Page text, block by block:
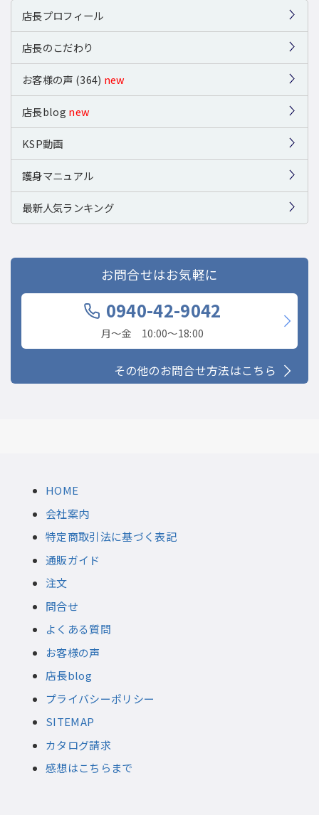
店長プロフィール
店長のこだわり
お客様の声 (364) new
店長blog new
KSP動画
護身マニュアル
最新人気ランキング
お問合せはお気軽に
0940-42-9042
月〜金 10:00〜18:00
その他のお問合せ方法はこちら
HOME
会社案内
特定商取引法に基づく表記
通販ガイド
注文
問合せ
よくある質問
お客様の声
店長blog
プライバシーポリシー
SITEMAP
カタログ請求
感想はこちらまで